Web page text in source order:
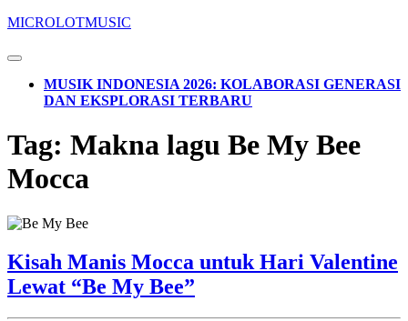
Skip
content
content
MICROLOTMUSIC
Open
ButtonMUSIK INDONESIA 2026: KOLABORASI GENERASI
DAN EKSPLORASI TERBARU
BUTTON
Tag: Makna lagu Be My Bee
Mocca
Kisah Manis Mocca untuk Hari Valentine
Lewat “Be My Bee”